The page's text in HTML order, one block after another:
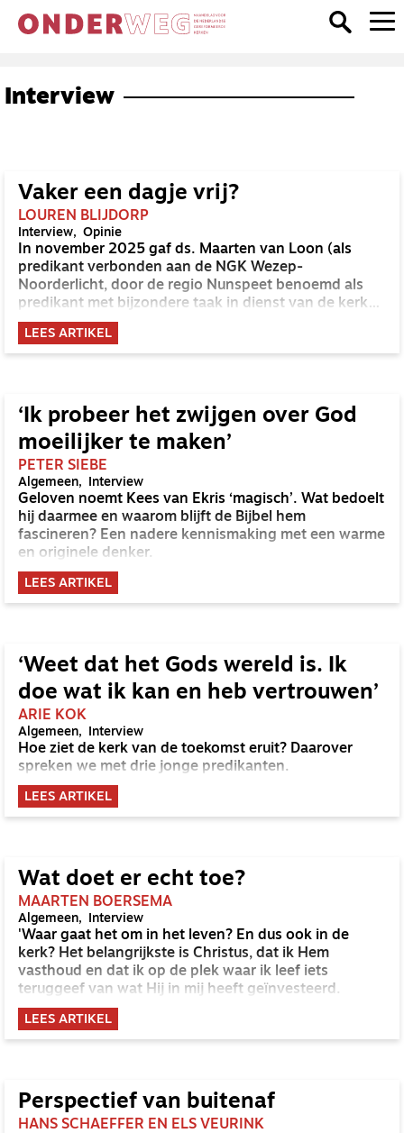
Interview
Vaker een dagje vrij?
LOUREN BLIJDORP
Interview Opinie
In november 2025 gaf ds. Maarten van Loon (als
predikant verbonden aan de NGK Wezep-
Noorderlicht, door de regio Nunspeet benoemd als
predikant met bijzondere taak in dienst van de kerken
voor verkondiging, vorming en toerusting) een
uitgebreid interview aan het Nederlands Dagblad
waarin hij uitlegde waarom hij het werk als
artikelen naar aanleiding van dit interview. Wij
hielden een paar vragen over die we aan Maarten
stelden.
LEES ARTIKEL
‘Ik probeer het zwijgen over God
moeilijker te maken’
PETER SIEBE
Algemeen Interview
Geloven noemt Kees van Ekris ‘magisch’. Wat bedoelt
hij daarmee en waarom blijft de Bijbel hem
fascineren? Een nadere kennismaking met een warme
en originele denker.
LEES ARTIKEL
‘Weet dat het Gods wereld is. Ik
doe wat ik kan en heb vertrouwen’
ARIE KOK
Algemeen Interview
Hoe ziet de kerk van de toekomst eruit? Daarover
spreken we met drie jonge predikanten.
LEES ARTIKEL
Wat doet er echt toe?
MAARTEN BOERSEMA
Algemeen Interview
'Waar gaat het om in het leven? En dus ook in de
kerk? Het belangrijkste is Christus, dat ik Hem
vasthoud en dat ik op de plek waar ik leef iets
teruggeef van wat Hij in mij heeft geïnvesteerd.
LEES ARTIKEL
Perspectief van buitenaf
HANS SCHAEFFER EN ELS VEURINK